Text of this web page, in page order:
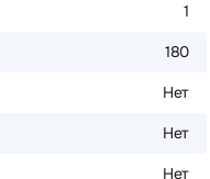
1
180
Нет
Нет
Нет